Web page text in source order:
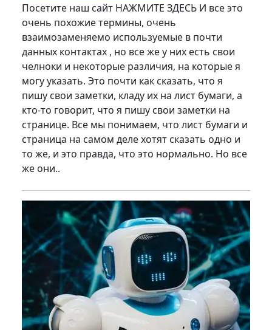
Посетите наш сайт НАЖМИТЕ ЗДЕСЬ И все это
очень похожие термины, очень
взаимозаменяемо используемые в почти
данных контактах , но все же у них есть свои
челноки и некоторые различия, на которые я
могу указать. Это почти как сказать, что я
пишу свои заметки, кладу их на лист бумаги, а
кто-то говорит, что я пишу свои заметки на
странице. Все мы понимаем, что лист бумаги и
страница на самом деле хотят сказать одно и
то же, и это правда, что это нормально. Но все
же они..